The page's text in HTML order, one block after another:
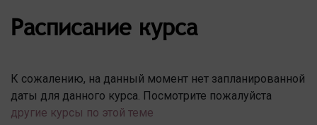
Расписание курса
К сожалению, на данный момент нет запланированной
даты для данного курса. Посмотрите пожалуйста
другие курсы по этой теме